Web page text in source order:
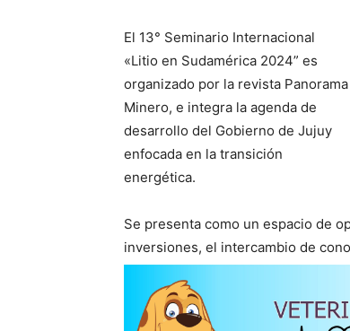
El 13° Seminario Internacional
«Litio en Sudamérica 2024” es
organizado por la revista Panorama
Minero, e integra la agenda de
desarrollo del Gobierno de Jujuy
enfocada en la transición
energética.
Se presenta como un espacio de
inversiones, el intercambio de